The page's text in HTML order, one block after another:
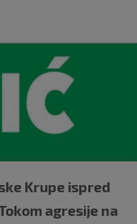
Krupe ispred
agresije na